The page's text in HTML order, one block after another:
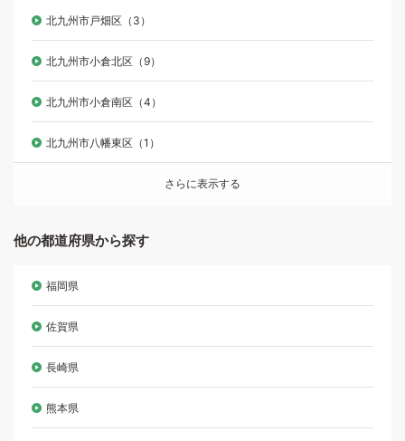
北九州市戸畑区（3）
北九州市小倉北区（9）
北九州市小倉南区（4）
北九州市八幡東区（1）
さらに表示する
他の都道府県から探す
福岡県
佐賀県
長崎県
熊本県